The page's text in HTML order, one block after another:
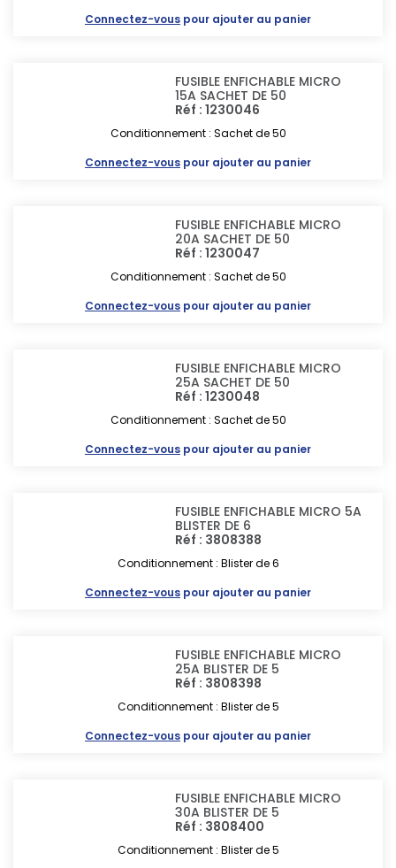
Connectez-vous pour ajouter au panier
FUSIBLE ENFICHABLE MICRO
15A SACHET DE 50
Réf : 1230046
Conditionnement : Sachet de 50
Connectez-vous pour ajouter au panier
FUSIBLE ENFICHABLE MICRO
20A SACHET DE 50
Réf : 1230047
Conditionnement : Sachet de 50
Connectez-vous pour ajouter au panier
FUSIBLE ENFICHABLE MICRO
25A SACHET DE 50
Réf : 1230048
Conditionnement : Sachet de 50
Connectez-vous pour ajouter au panier
FUSIBLE ENFICHABLE MICRO 5A
BLISTER DE 6
Réf : 3808388
Conditionnement : Blister de 6
Connectez-vous pour ajouter au panier
FUSIBLE ENFICHABLE MICRO
25A BLISTER DE 5
Réf : 3808398
Conditionnement : Blister de 5
Connectez-vous pour ajouter au panier
FUSIBLE ENFICHABLE MICRO
30A BLISTER DE 5
Réf : 3808400
Conditionnement : Blister de 5